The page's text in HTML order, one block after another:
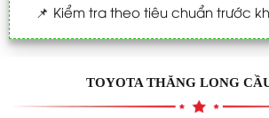
📌 Kiểm tra theo tiêu chuẩn trước
TOYOTA THĂNG LONG